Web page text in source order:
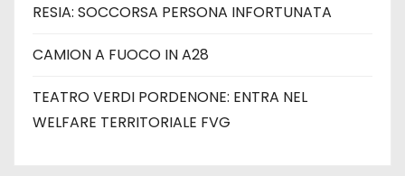
RESIA: SOCCORSA PERSONA INFORTUNATA
CAMION A FUOCO IN A28
TEATRO VERDI PORDENONE: ENTRA NEL
WELFARE TERRITORIALE FVG